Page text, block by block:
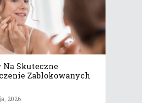
Na Skuteczne
Zablokowanych
2026